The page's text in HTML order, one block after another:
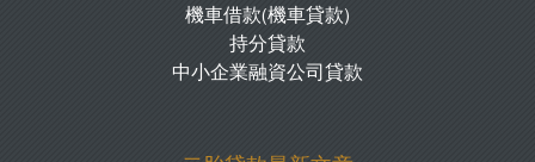
機車借款(機車貸款)
持分貸款
中小企業融資公司貸款